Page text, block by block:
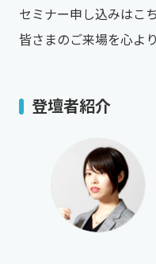
セミナー申し込みはこ
皆さまのご来場を心よ
登壇者紹介